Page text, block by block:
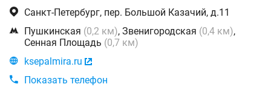
 Санкт-Петербург, пер. Большой Казачий, д.11
 Пушкинская (0,2 км), Звенигородская (0,4 км),
Сенная Площадь (0,7 км)
 ksepalmira.ru 

Показать телефон